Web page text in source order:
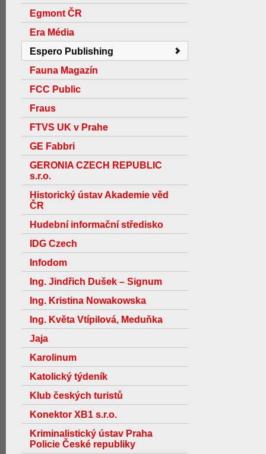
Egmont ČR
Era Média
Espero Publishing
Fauna Magazín
FCC Public
Fraus
FTVS UK v Prahe
GE Fabbri
GERONIA CZECH REPUBLIC
s.r.o.
Historický ústav Akademie věd
ČR
Hudební informační středisko
IDG Czech
Infodom
Ing. Jindřich Dušek – Signum
Ing. Kristina Nowakowska
Ing. Květa Vtípilová, Meduňka
Jaja
Karolinum
Katolický týdeník
Klub českých turistů
Konektor XB1 s.r.o.
Kriminalistický ústav Praha
Policie České republiky